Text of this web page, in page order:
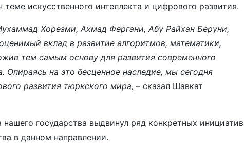
искусственного интеллекта и цифрового развития.
Хорезми, Ахмад Фергани, Абу Райхан Беруни,
вклад в развитие алгоритмов, математики,
тем самым основу для развития современного
Опираясь на это бесценное наследие, мы сегодня
развития тюркского мира, – сказал Шавкат
нашего государства выдвинул ряд конкретных инициатив
в данном направлении.